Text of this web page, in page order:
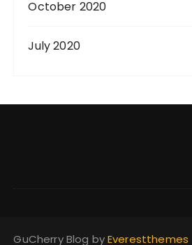
October 2020
July 2020
GuCherry Blog byEverestthemes